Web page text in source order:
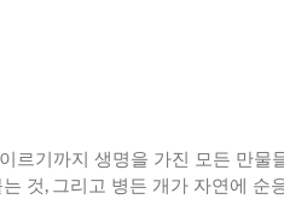
르기까지 생명을 가진 모든 만물
것, 그리고 병든 개가 자연에 순